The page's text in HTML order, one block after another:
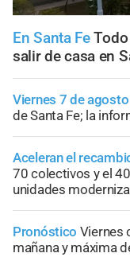
En Santa Fe
salir de casa en
Viernes 7 de
de Santa Fe; la
Aceleran el
70 colectivos y el
unidades
Pronóstico Viernes
mañana y máxima